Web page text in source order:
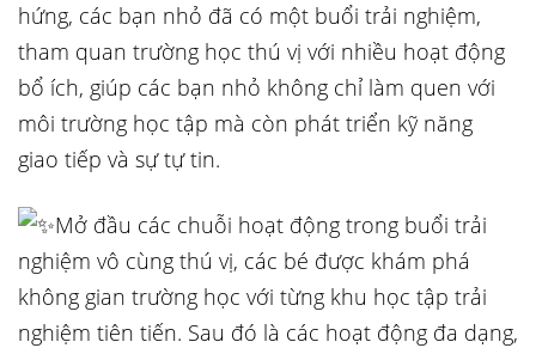
hứng, các bạn nhỏ đã có một buổi trải nghiệm,
tham quan trường học thú vị với nhiều hoạt động
bổ ích, giúp các bạn nhỏ không chỉ làm quen với
môi trường học tập mà còn phát triển kỹ năng
giao tiếp và sự tự tin.
Mở đầu các chuỗi hoạt động trong buổi trải
nghiệm vô cùng thú vị, các bé được khám phá
không gian trường học với từng khu học tập trải
nghiệm tiên tiến. Sau đó là các hoạt động đa dạng,